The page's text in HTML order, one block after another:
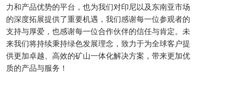
力和产品优势的平台，也为我们对印尼以及东南亚市场
的深度拓展提供了重要机遇 ，我们感谢每一位参观者的
支持与厚爱，也感谢每一位合作伙伴的信任与肯定。未
来我们将持续秉持绿色发展理念， 致力于为全球客户提
供更加卓越、高效的矿山一体化解决方案，带来更加优
质的产品与服务！